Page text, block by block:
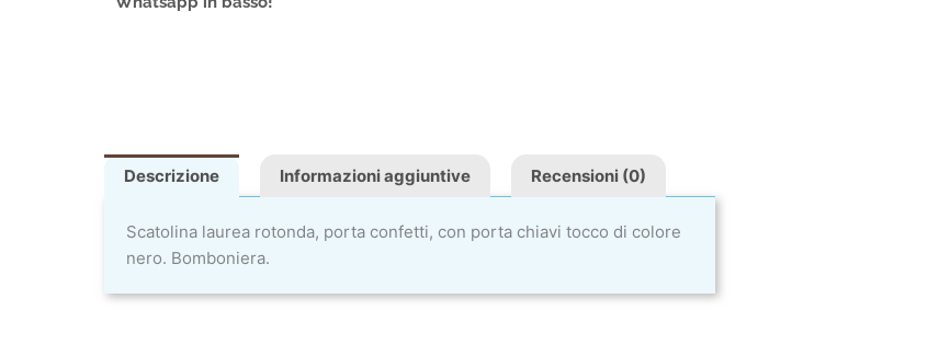
Descrizione Informazioni aggiuntive Recensioni (0)
Scatolina laurea rotonda, porta confetti, con porta chiavi tocco di colore
nero. Bomboniera.